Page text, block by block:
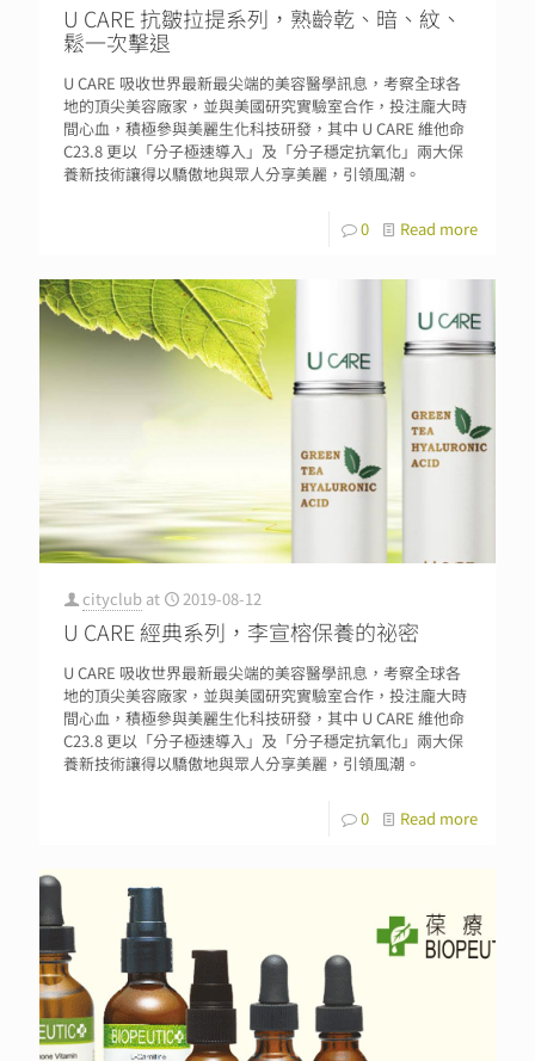
U CARE 抗皺拉提系列，熟齡乾、暗、紋、
鬆一次擊退
U CARE 吸收世界最新最尖端的美容醫學訊息，考察全球各
地的頂尖美容廠家，並與美國研究實驗室合作，投注龐大時
間心血，積極參與美麗生化科技研發，其中 U CARE 維他命
C23.8 更以「分子極速導入」及「分子穩定抗氧化」兩大保
養新技術讓得以驕傲地與眾人分享美麗，引領風潮。
0 Read more
cityclub at 2019-08-12
U CARE 經典系列，李宣榕保養的祕密
U CARE 吸收世界最新最尖端的美容醫學訊息，考察全球各
地的頂尖美容廠家，並與美國研究實驗室合作，投注龐大時
間心血，積極參與美麗生化科技研發，其中 U CARE 維他命
C23.8 更以「分子極速導入」及「分子穩定抗氧化」兩大保
養新技術讓得以驕傲地與眾人分享美麗，引領風潮。
0 Read more